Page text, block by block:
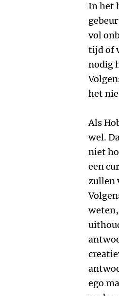
In het
vol
tijd of
nodig
het
Als
wel.
niet
een
zullen
ego